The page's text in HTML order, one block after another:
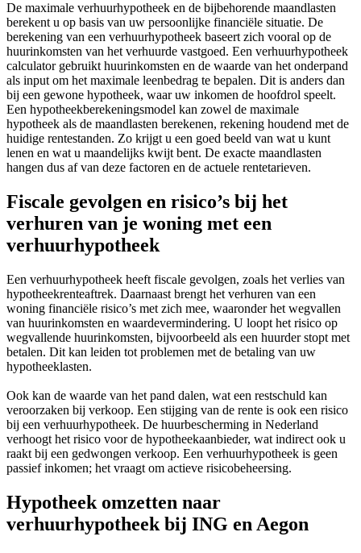
De maximale verhuurhypotheek en de bijbehorende maandlasten
berekent u op basis van uw persoonlijke financiële situatie. De
berekening van een verhuurhypotheek baseert zich vooral op de
huurinkomsten van het verhuurde vastgoed. Een verhuurhypotheek
calculator gebruikt huurinkomsten en de waarde van het onderpand
als input om het maximale leenbedrag te bepalen. Dit is anders dan
bij een gewone hypotheek, waar uw inkomen de hoofdrol speelt.
Een hypotheekberekeningsmodel kan zowel de maximale
hypotheek als de maandlasten berekenen, rekening houdend met de
huidige rentestanden. Zo krijgt u een goed beeld van wat u kunt
lenen en wat u maandelijks kwijt bent. De exacte maandlasten
hangen dus af van deze factoren en de actuele rentetarieven.
Fiscale gevolgen en risico’s bij het
verhuren van je woning met een
verhuurhypotheek
Een verhuurhypotheek heeft fiscale gevolgen, zoals het verlies van
hypotheekrenteaftrek. Daarnaast brengt het verhuren van een
woning financiële risico’s met zich mee, waaronder het wegvallen
van huurinkomsten en waardevermindering. U loopt het risico op
wegvallende huurinkomsten, bijvoorbeeld als een huurder stopt met
betalen. Dit kan leiden tot problemen met de betaling van uw
hypotheeklasten.
Ook kan de waarde van het pand dalen, wat een restschuld kan
veroorzaken bij verkoop. Een stijging van de rente is ook een risico
bij een verhuurhypotheek. De huurbescherming in Nederland
verhoogt het risico voor de hypotheekaanbieder, wat indirect ook u
raakt bij een gedwongen verkoop. Een verhuurhypotheek is geen
passief inkomen; het vraagt om actieve risicobeheersing.
Hypotheek omzetten naar
verhuurhypotheek bij ING en Aegon